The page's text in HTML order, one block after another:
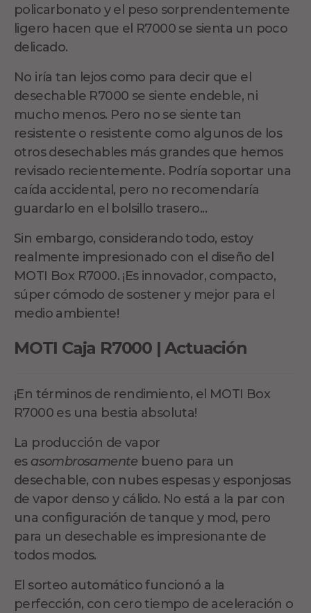
policarbonato y el peso sorprendentemente
ligero hacen que el R7000 se sienta un poco
delicado.
No iría tan lejos como para decir que el
desechable R7000 se siente endeble, ni
mucho menos. Pero no se siente tan
resistente o resistente como algunos de los
otros desechables más grandes que hemos
revisado recientemente. Podría soportar una
caída accidental, pero no recomendaría
guardarlo en el bolsillo trasero...
Sin embargo, considerando todo, estoy
realmente impresionado con el diseño del
MOTI Box R7000. ¡Es innovador, compacto,
súper cómodo de sostener y mejor para el
medio ambiente!
MOTI Caja R7000 | Actuación
¡En términos de rendimiento, el MOTI Box
R7000 es una bestia absoluta!
La producción de vapor
es asombrosamente bueno para un
desechable, con nubes espesas y esponjosas
de vapor denso y cálido. No está a la par con
una configuración de tanque y mod, pero
para un desechable es impresionante de
todos modos.
El sorteo automático funcionó a la
perfección, con cero tiempo de aceleración o